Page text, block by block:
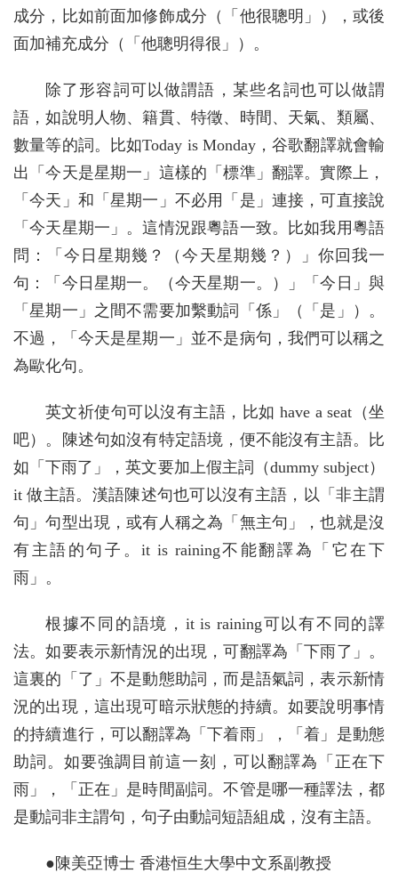
成分，比如前面加修飾成分（「他很聰明」），或後
面加補充成分（「他聰明得很」）。
除了形容詞可以做謂語，某些名詞也可以做謂
語，如說明人物、籍貫、特徵、時間、天氣、類屬、
數量等的詞。比如Today is Monday，谷歌翻譯就會輸
出「今天是星期一」這樣的「標準」翻譯。實際上，
「今天」和「星期一」不必用「是」連接，可直接說
「今天星期一」。這情況跟粵語一致。比如我用粵語
問：「今日星期幾？（今天星期幾？）」你回我一
句：「今日星期一。（今天星期一。）」「今日」與
「星期一」之間不需要加繫動詞「係」（「是」）。
不過，「今天是星期一」並不是病句，我們可以稱之
為歐化句。
英文祈使句可以沒有主語，比如 have a seat（坐
吧）。陳述句如沒有特定語境，便不能沒有主語。比
如「下雨了」，英文要加上假主詞（dummy subject）
it 做主語。漢語陳述句也可以沒有主語，以「非主謂
句」句型出現，或有人稱之為「無主句」，也就是沒
有主語的句子。it is raining不能翻譯為「它在下
雨」。
根據不同的語境，it is raining可以有不同的譯
法。如要表示新情況的出現，可翻譯為「下雨了」。
這裏的「了」不是動態助詞，而是語氣詞，表示新情
況的出現，這出現可暗示狀態的持續。如要說明事情
的持續進行，可以翻譯為「下着雨」，「着」是動態
助詞。如要強調目前這一刻，可以翻譯為「正在下
雨」，「正在」是時間副詞。不管是哪一種譯法，都
是動詞非主謂句，句子由動詞短語組成，沒有主語。
●陳美亞博士 香港恒生大學中文系副教授